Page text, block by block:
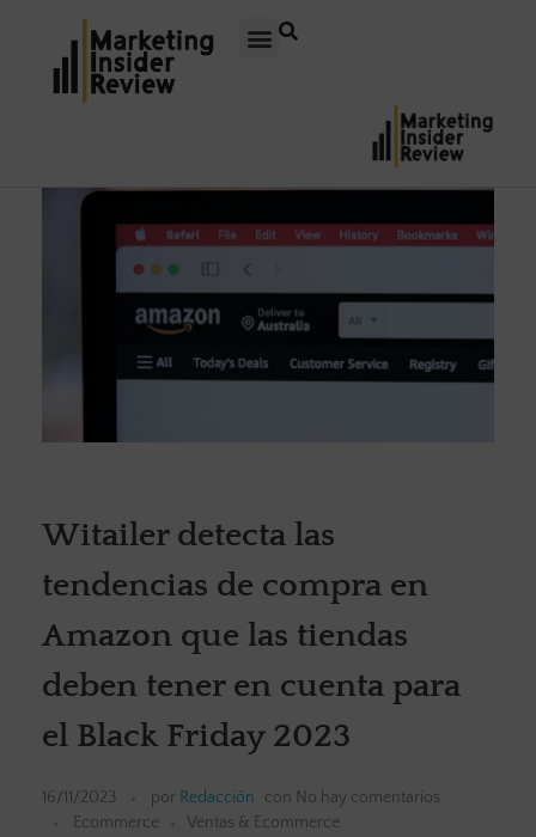
Witailer detecta las
tendencias de compra en
Amazon que las tiendas
deben tener en cuenta para
el Black Friday 2023
16/11/2023 por Redacción con No hay comentarios
Ecommerce
Ventas & Ecommerce